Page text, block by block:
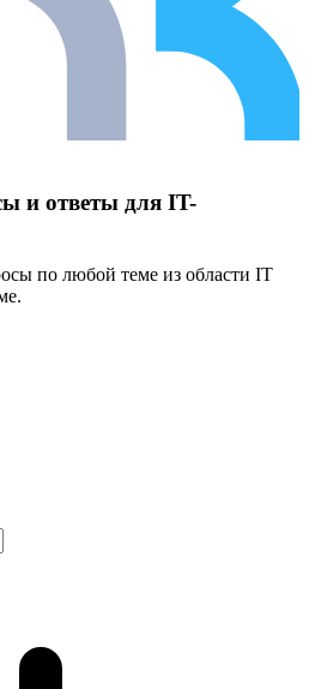
и ответы для IT-
по любой теме из области IT